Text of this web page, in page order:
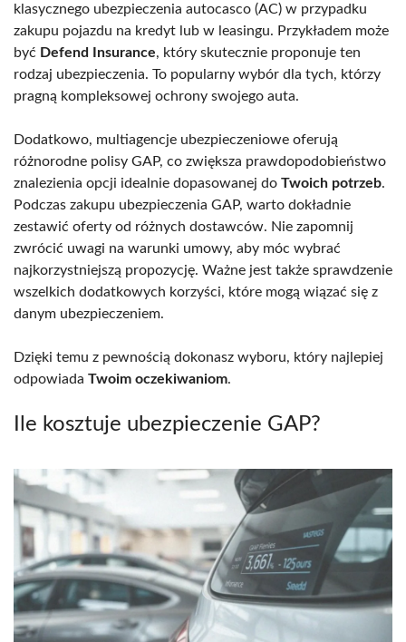
klasycznego ubezpieczenia autocasco (AC) w przypadku
zakupu pojazdu na kredyt lub w leasingu. Przykładem może
być Defend Insurance, który skutecznie proponuje ten
rodzaj ubezpieczenia. To popularny wybór dla tych, którzy
pragną kompleksowej ochrony swojego auta.
Dodatkowo, multiagencje ubezpieczeniowe oferują
różnorodne polisy GAP, co zwiększa prawdopodobieństwo
znalezienia opcji idealnie dopasowanej do Twoich potrzeb.
Podczas zakupu ubezpieczenia GAP, warto dokładnie
zestawić oferty od różnych dostawców. Nie zapomnij
zwrócić uwagi na warunki umowy, aby móc wybrać
najkorzystniejszą propozycję. Ważne jest także sprawdzenie
wszelkich dodatkowych korzyści, które mogą wiązać się z
danym ubezpieczeniem.
Dzięki temu z pewnością dokonasz wyboru, który najlepiej
odpowiada Twoim oczekiwaniom.
Ile kosztuje ubezpieczenie GAP?